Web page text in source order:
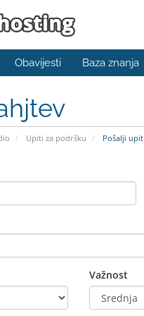
Obavijesti Baza znanja
Upiti za podršku Pošalji upit
Važnost